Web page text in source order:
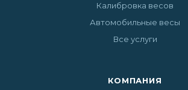
Калибровка весов
Автомобильные весы
Все услуги
КОМПАНИЯ